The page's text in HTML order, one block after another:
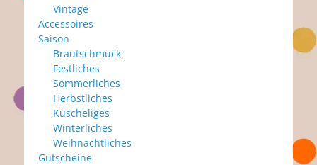
Vintage
Accessoires
Saison
Brautschmuck
Festliches
Sommerliches
Herbstliches
Kuscheliges
Winterliches
Weihnachtliches
Gutscheine